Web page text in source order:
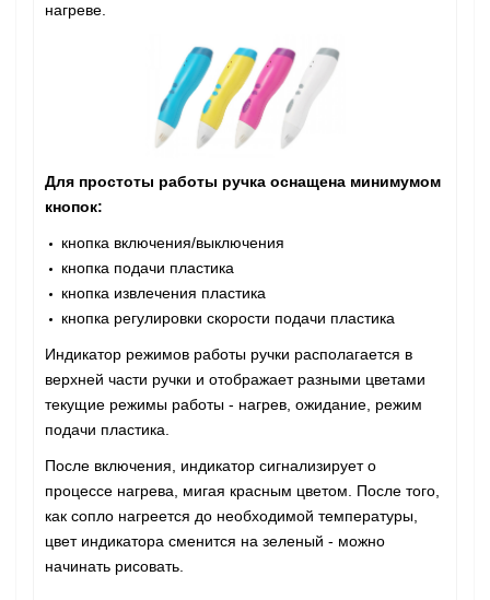
нагреве.
Для простоты работы ручка оснащена минимумом
кнопок:
кнопка включения/выключения
кнопка подачи пластика
кнопка извлечения пластика
кнопка регулировки скорости подачи пластика
Индикатор режимов работы ручки располагается в
верхней части ручки и отображает разными цветами
текущие режимы работы - нагрев, ожидание, режим
подачи пластика.
После включения, индикатор сигнализирует о
процессе нагрева, мигая красным цветом. После того,
как сопло нагреется до необходимой температуры,
цвет индикатора сменится на зеленый - можно
начинать рисовать.